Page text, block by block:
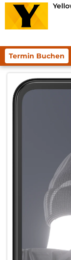
Termin Buchen